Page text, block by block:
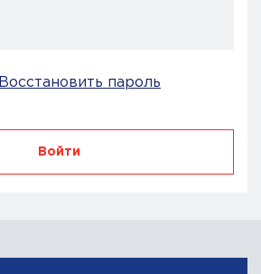
Восстановить пароль
Войти